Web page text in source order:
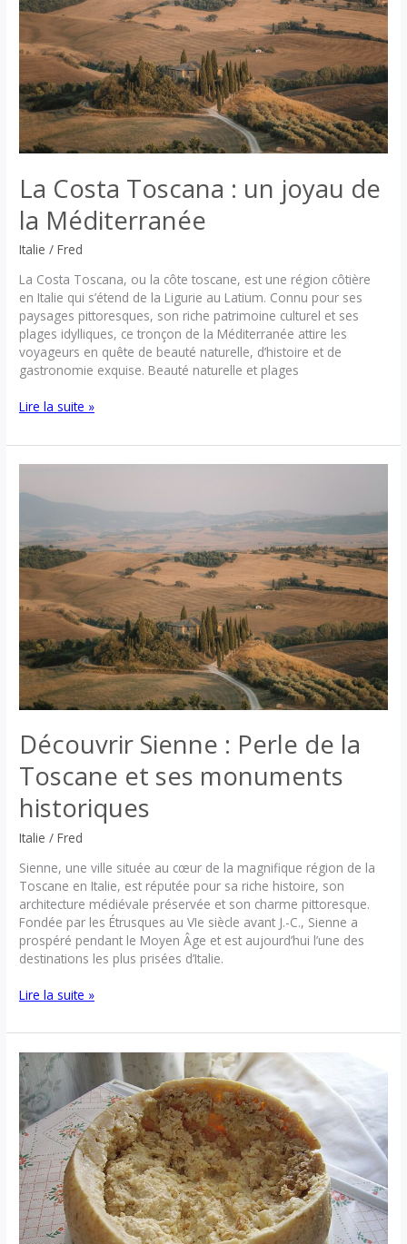
guide
complet
pour
découvrir
la
capitale
de
la
mode
La Costa Toscana : un joyau de
la Méditerranée
Italie /Fred
La Costa Toscana, ou la côte toscane, est une région côtière
en Italie qui s’étend de la Ligurie au Latium. Connu pour ses
paysages pittoresques, son riche patrimoine culturel et ses
plages idylliques, ce tronçon de la Méditerranée attire les
voyageurs en quête de beauté naturelle, d’histoire et de
gastronomie exquise. Beauté naturelle et plages
La
Toscana
:
joyau
Méditerranée
Lire la suite »
Découvrir Sienne : Perle de la
Toscane et ses monuments
historiques
Italie /Fred
Sienne, une ville située au cœur de la magnifique région de la
Toscane en Italie, est réputée pour sa riche histoire, son
architecture médiévale préservée et son charme pittoresque.
Fondée par les Étrusques au VIe siècle avant J.-C., Sienne a
prospéré pendant le Moyen Âge et est aujourd’hui l’une des
destinations les plus prisées d’Italie.
Découvrir
:
Perle
de
la
Toscane
et
ses
monuments
historiques
Lire la suite »